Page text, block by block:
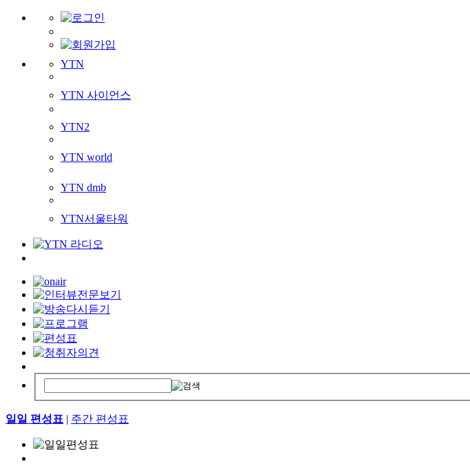
YTN
YTN 사이언스
YTN2
YTN world
YTN dmb
YTN서울타워
일일 편성표 | 주간 편성표